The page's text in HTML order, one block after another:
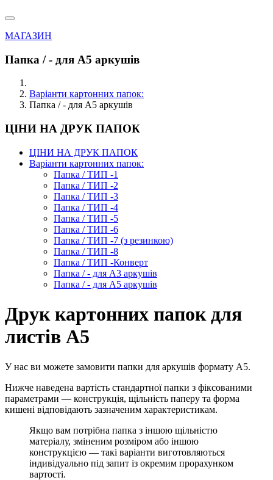
МАГАЗИН
Папка / - для А5 аркушів
Варіанти картонних папок:
Папка / - для А5 аркушів
ЦІНИ НА ДРУК ПАПОК
ЦІНИ НА ДРУК ПАПОК
Варіанти картонних папок:
Папка / ТИП -1
Папка / ТИП -2
Папка / ТИП -3
Папка / ТИП -4
Папка / ТИП -5
Папка / ТИП -6
Папка / ТИП -7 (з резинкою)
Папка / ТИП -8
Папка / ТИП -Конверт
Папка / - для А3 аркушів
Папка / - для А5 аркушів
Друк картонних папок для
листів А5
У нас ви можете замовити папки для аркушів формату А5.
Нижче наведена вартість стандартної папки з фіксованими
параметрами — конструкція, щільність паперу та форма
кишені відповідають зазначеним характеристикам.
Якщо вам потрібна папка з іншою щільністю
матеріалу, зміненим розміром або іншою
конструкцією — такі варіанти виготовляються
індивідуально під запит із окремим прорахунком
вартості.